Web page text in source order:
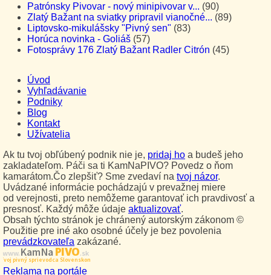
Patrónsky Pivovar - nový minipivovar v... (90)
Zlatý Bažant na sviatky pripravil vianočné... (89)
Liptovsko-mikulášsky "Pivný sen" (83)
Horúca novinka - Goliáš (57)
Fotosprávy 176 Zlatý Bažant Radler Citrón (45)
Úvod
Vyhľadávanie
Podniky
Blog
Kontakt
Užívatelia
Ak tu tvoj obľúbený podnik nie je, pridaj ho a budeš jeho
zakladateľom. Páči sa ti KamNaPIVO? Povedz o ňom
kamarátom.Čo zlepšiť? Sme zvedaví na tvoj názor.
Uvádzané informácie pochádzajú v prevažnej miere
od verejnosti, preto nemôžeme garantovať ich pravdivosť a
presnosť. Každý môže údaje aktualizovať.
Obsah týchto stránok je chránený autorským zákonom ©
Použitie pre iné ako osobné účely je bez povolenia
prevádzkovateľa zakázané.
www.Kam NaPIVO.sk
Tvoj pivný sprievodca Slovenskom
Reklama na portále